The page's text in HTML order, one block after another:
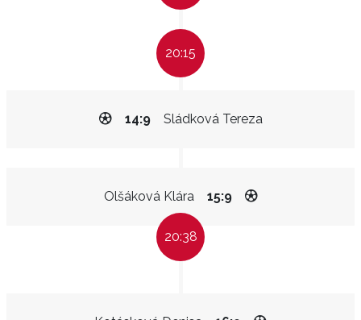
20:15
Sládková Tereza
14:9
Olšáková Klára 15:9
20:38